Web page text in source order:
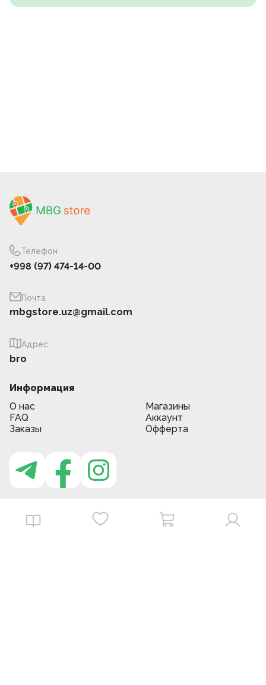
Телефон
+998 (97) 474-14-00
Почта
mbgstore.uz@gmail.com
Адрес
bro
Информация
О нас
Магазины
FAQ
Аккаунт
Заказы
Офферта
Приложение MBG store